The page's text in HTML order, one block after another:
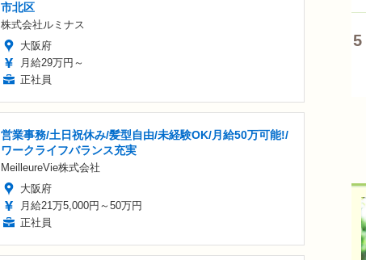
市北区
株式会社ルミナス
大阪府
月給29万円～
正社員
営業事務/土日祝休み/髪型自由/未経験OK/月給50万可能!/
ワークライフバランス充実
MeilleureVie株式会社
大阪府
月給21万5,000円～50万円
正社員